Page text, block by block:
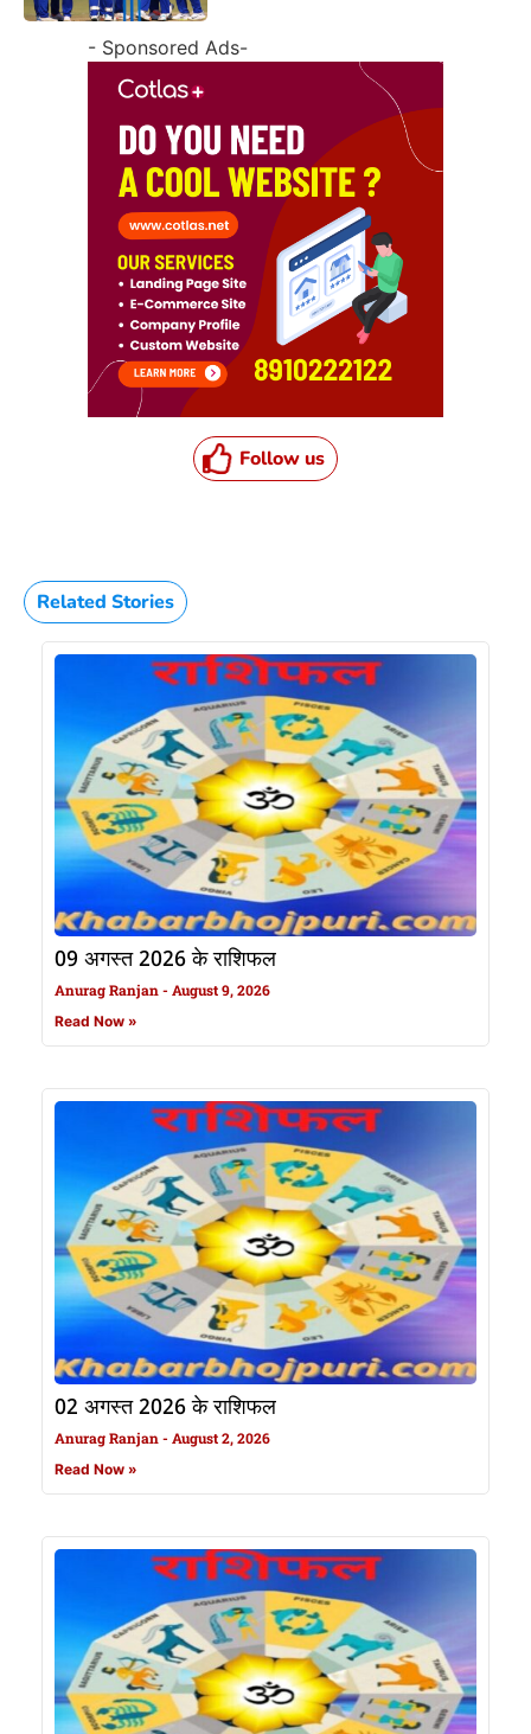
- Sponsored Ads-
Follow us
Related Stories
09 अगस्त 2026 के राशिफल
Anurag Ranjan August 9, 2026
Read Now »
02 अगस्त 2026 के राशिफल
Anurag Ranjan August 2, 2026
Read Now »